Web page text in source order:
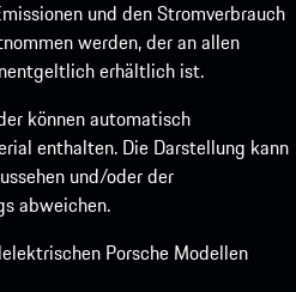
und den Stromverbrauch
werden, der an allen
erhältlich ist.
können automatisch
enthalten. Die Darstellung kann
und/oder der
abweichen.
Porsche Modellen